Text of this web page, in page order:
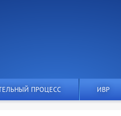
ПРОЦЕСС ИВР